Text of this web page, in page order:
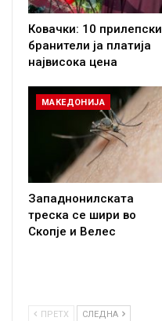
Ковачки: 10 прилепски
бранители ја платија
највисока цена
МАКЕДОНИЈА
Западнонилската
треска се шири во
Скопје и Велес
ПРЕТХ СЛЕДНА